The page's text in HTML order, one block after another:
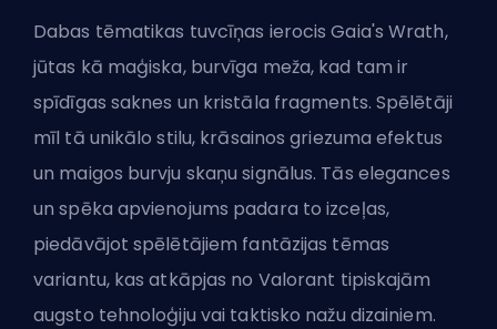
Dabas tēmatikas tuvcīņas ierocis Gaia's Wrath,
jūtas kā maģiska, burvīga meža, kad tam ir
spīdīgas saknes un kristāla fragments. Spēlētāji
mīl tā unikālo stilu, krāsainos griezuma efektus
un maigos burvju skaņu signālus. Tās elegances
un spēka apvienojums padara to izceļas,
piedāvājot spēlētājiem fantāzijas tēmas
variantu, kas atkāpjas no Valorant tipiskajām
augsto tehnoloģiju vai taktisko nažu dizainiem.